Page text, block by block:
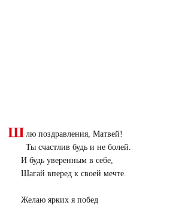
Ш лю поздравления, Матвей!
Ты счастлив будь и не болей.
И будь уверенным в себе,
Шагай вперед к своей мечте.
Желаю ярких я побед